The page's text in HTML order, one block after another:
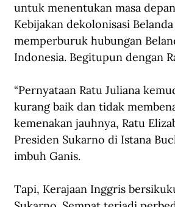
untuk menentukan masa
Kebijakan dekolonisasi
memperburuk hubungan
Indonesia. Begitupun dengan
“Pernyataan Ratu Juliana
kurang baik dan tidak
kemenakan jauhnya, Ratu
Presiden Sukarno di Istana
imbuh Ganis.
Tapi, Kerajaan Inggris